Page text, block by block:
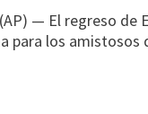
(AP) — El regreso
para los amistosos